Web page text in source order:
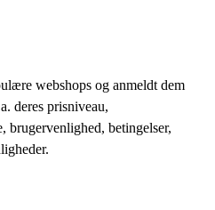
webshops og anmeldt dem
deres prisniveau,
brugervenlighed, betingelser,